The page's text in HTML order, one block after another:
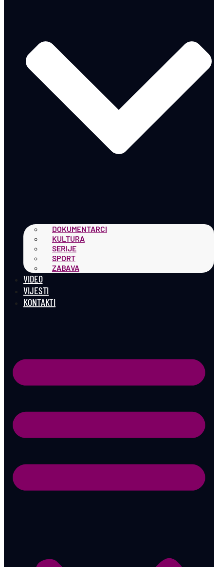
DOKUMENTARCI
KULTURA
SERIJE
SPORT
ZABAVA
VIDEO
VIJESTI
KONTAKTI